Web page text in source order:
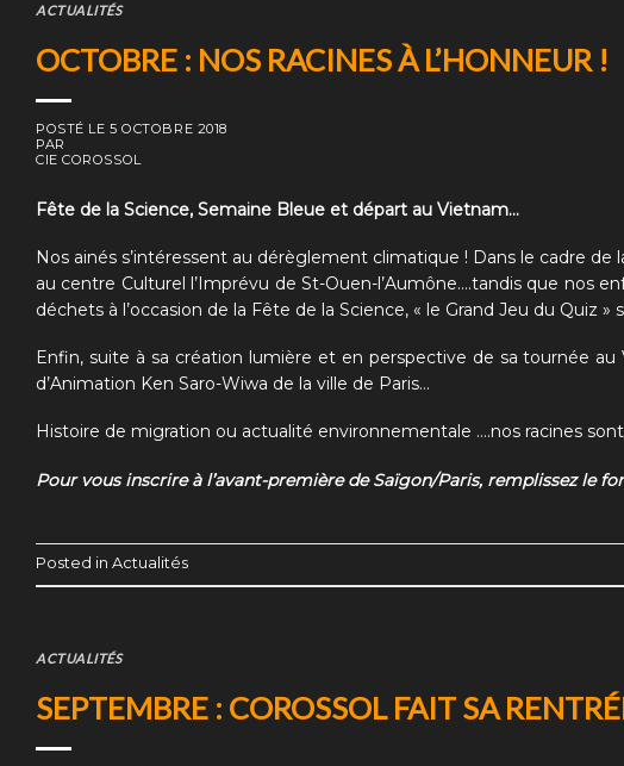
ACTUALITÉS
OCTOBRE : NOS RACINES À L’HONNEUR !
POSTÉ LE5 OCTOBRE 2018
PAR
CIE COROSSOL
Fête de la Science, Semaine Bleue et départ au Vietnam…
Nos ainés s’intéressent au dérèglement climatique ! Dans le cadre de
au centre Culturel l’Imprévu de St-Ouen-l’Aumône….tandis que nos
déchets à l’occasion de la Fête de la Science, « le Grand Jeu du Quiz
Enfin, suite à sa création lumière et en perspective de sa tournée
d’Animation Ken Saro-Wiwa de la ville de Paris…
Histoire de migration ou actualité environnementale ….nos racines
Pour vous inscrire à l’avant-première de Saïgon/Paris, remplissez le
Posted in Actualités
ACTUALITÉS
SEPTEMBRE : COROSSOL FAIT SA